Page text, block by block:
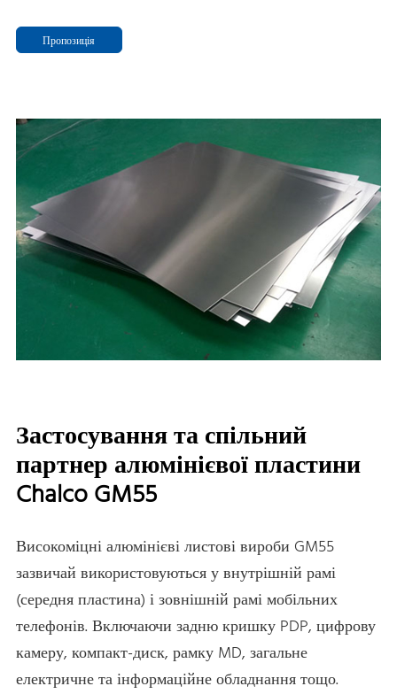
Пропозиція
Застосування та спільний
партнер алюмінієвої пластини
Chalco GM55
Високоміцні алюмінієві листові вироби GM55
зазвичай використовуються у внутрішній рамі
(середня пластина) і зовнішній рамі мобільних
телефонів. Включаючи задню кришку PDP, цифрову
камеру, компакт-диск, рамку MD, загальне
електричне та інформаційне обладнання тощо.